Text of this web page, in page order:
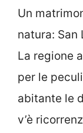
Un
natura: San
La regione
per le
abitante le
v’è